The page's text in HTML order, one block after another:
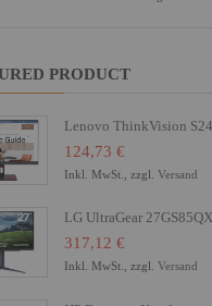
PRODUCT
124,73 €
Inkl. MwSt., zzgl. Versand
317,12 €
Inkl. MwSt., zzgl. Versand